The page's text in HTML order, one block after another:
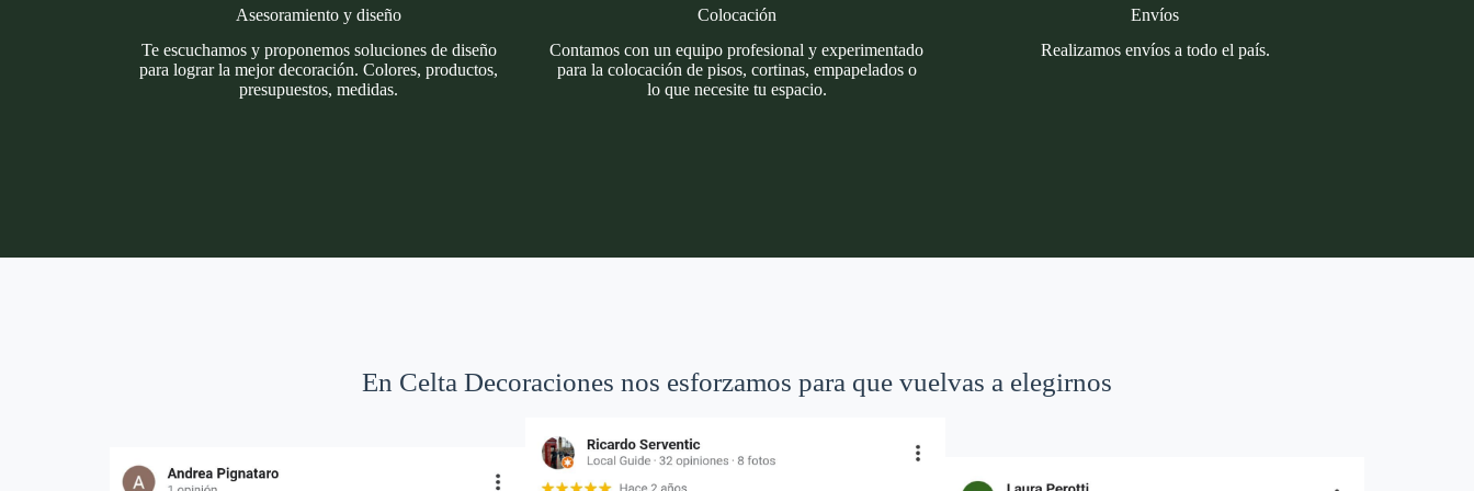
Asesoramiento y diseño
Te escuchamos y proponemos soluciones de diseño
para lograr la mejor decoración. Colores, productos,
presupuestos, medidas.
Colocación
Contamos con un equipo profesional y experimentado
para la colocación de pisos, cortinas, empapelados o
lo que necesite tu espacio.
Envíos
Realizamos envíos a todo el país.
En Celta Decoraciones nos esforzamos para que vuelvas a elegirnos